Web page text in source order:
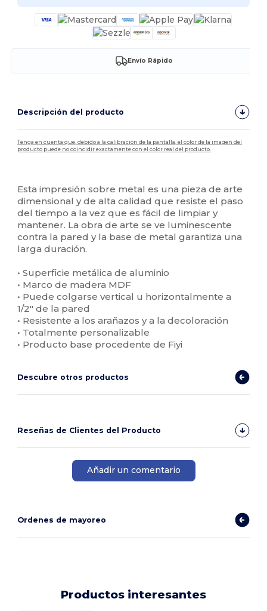
Envío Rápido
Descripción del producto
Tenga en cuenta que, debido a la calibración de la pantalla, el color de la imagen del
producto puede no coincidir exactamente con el color real del producto.
Esta impresión sobre metal es una pieza de arte
dimensional y de alta calidad que resiste el paso
del tiempo a la vez que es fácil de limpiar y
mantener. La obra de arte se ve luminescente
contra la pared y la base de metal garantiza una
larga duración.
• Superficie metálica de aluminio
• Marco de madera MDF
• Puede colgarse vertical u horizontalmente a
1/2" de la pared
• Resistente a los arañazos y a la decoloración
• Totalmente personalizable
• Producto base procedente de Fiyi
Descubre otros productos
Reseñas de Clientes del Producto
Añadir un comentario
Ordenes de mayoreo
Productos interesantes